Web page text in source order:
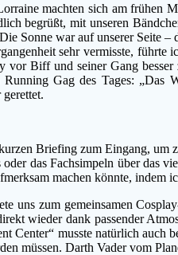
machten sich am frühen
begrüßt, mit unseren
Sonne war auf unserer Seite
sehr vermisste,
Biff und seiner Gang
Gag des Tages:
Briefing zum Eingang,
das Fachsimpeln über das
machen könnte, indem
uns zum gemeinsamen
wieder dank passender
Center“ musste natürlich
müssen. Darth Vader vom